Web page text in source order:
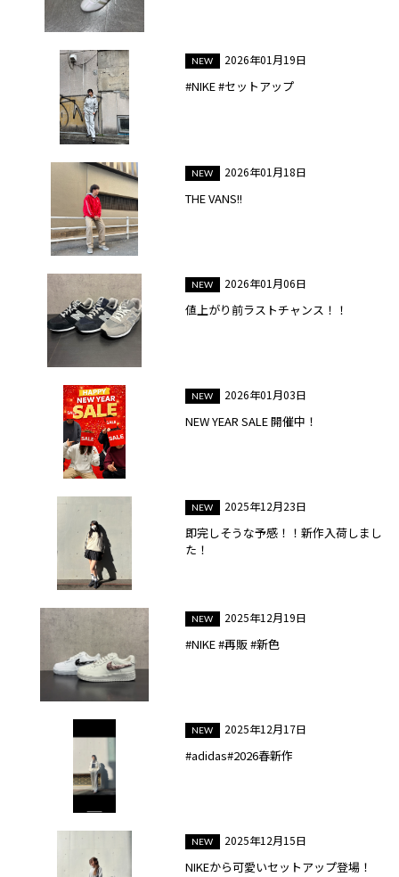
2026年01月19日
#NIKE #セットアップ
2026年01月18日
THE VANS!!
2026年01月06日
値上がり前ラストチャンス！！
2026年01月03日
NEW YEAR SALE 開催中！
2025年12月23日
即完しそうな予感！！新作入荷しまし
た！
2025年12月19日
#NIKE #再販 #新色
2025年12月17日
#adidas#2026春新作
2025年12月15日
NIKEから可愛いセットアップ登場！